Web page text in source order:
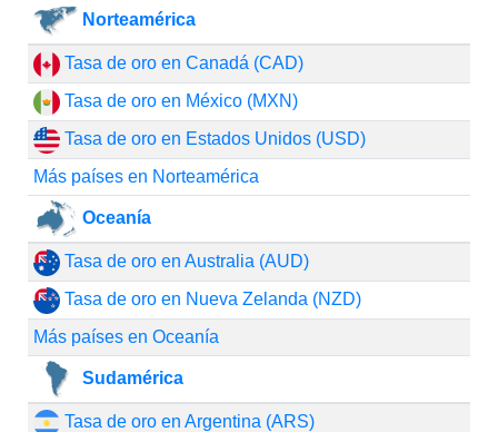
Norteamérica
Tasa de oro en Canadá (CAD)
Tasa de oro en México (MXN)
Tasa de oro en Estados Unidos (USD)
Más países en Norteamérica
Oceanía
Tasa de oro en Australia (AUD)
Tasa de oro en Nueva Zelanda (NZD)
Más países en Oceanía
Sudamérica
Tasa de oro en Argentina (ARS)